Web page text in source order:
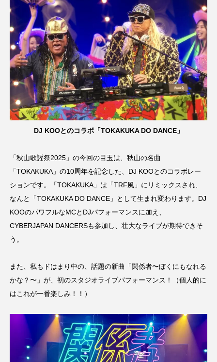
DJ KOOとのコラボ「TOKAKUKA DO DANCE」
「秋山歌謡祭2025」の今回の目玉は、秋山の名曲
「TOKAKUKA」の10周年を記念した、DJ KOOとのコラボレー
ションです。「TOKAKUKA」は「TRF風」にリミックスされ、
なんと「TOKAKUKA DO DANCE」として生まれ変わります。DJ
KOOのパワフルなMCとDJパフォーマンスに加え、
CYBERJAPAN DANCERSも参加し、壮大なライブが期待できそ
う。
また、私もドはまり中の、話題の新曲「関係者〜ぼくにもなれる
かな？〜」が、初のスタジオライブパフォーマンス！（個人的に
はこれが一番楽しみ！！）